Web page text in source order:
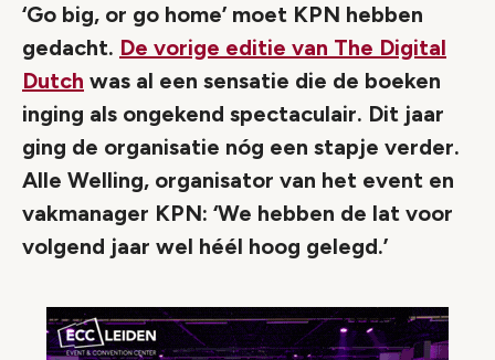
‘Go big, or go home’ moet KPN hebben
gedacht. De vorige editie van The Digital
Dutch was al een sensatie die de boeken
inging als ongekend spectaculair. Dit jaar
ging de organisatie nóg een stapje verder.
Alle Welling, organisator van het event en
vakmanager KPN: ‘We hebben de lat voor
volgend jaar wel héél hoog gelegd.’